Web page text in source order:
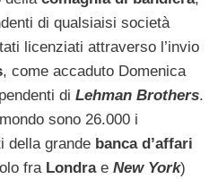
di qualsiaisi società
licenziati attraverso l’invio
, come accaduto Domenica
di Lehman Brothers.
sono 26.000 i
della grande banca d’affari
fra Londrae New York)